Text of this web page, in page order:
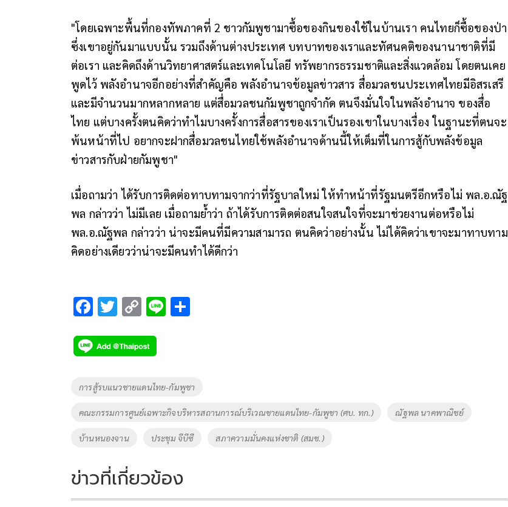
"โดยเฉพาะพื้นที่กองทัพภาคที่ 2 ชาวกัมพูชามาซื้อของกินของใช้ในบ้านเรา คนไทยก็ซื้อของป่า
ซึ่งเขาอยู่กันมาแบบนั้น รวมถึงด้านต่างประเทศ บทบาทของเราและทัศนคติของนานาชาติที่มี
ต่อเรา และคิดถึงด้านวิทยาศาสตร์และเทคโนโลยี ทรัพยากรธรรมชาติและสิ่งแวดล้อม โดยตนเคย
พูดไว้ พลังอำนาจอีกอย่างที่สำคัญคือ พลังอำนาจข้อมูลข่าวสาร สื่อมวลชนประเทศไทยมีอิสรเสรี
และมีจำนวนมากหลากหลาย แต่สื่อมวลชนกัมพูชาถูกจำกัด ตนจึงมั่นใจในพลังอำนาจ ของสื่อ
ไทย แต่บางครั้งตนคิดว่าทำไมบางครั้งการสื่อสารของเราเป็นรองเขาในบางเรื่อง ในฐานะที่ตนจะ
พ้นหน้าที่ไป อยากจะฝากสื่อมวลชนไทยใช้พลังอำนาจด้านนี้ให้เต็มที่ในการสู้กับพลังข้อมูล
ข่าวสารกับฝ่ายกัมพูชา"
เมื่อถามว่า ได้รับการติดต่อทาบทามจากว่าที่รัฐบาลใหม่ ให้ทำหน้าที่รัฐมนตรีอีกหรือไม่ พล.อ.ณัฐ
พล กล่าวว่า ไม่มีเลย เมื่อถามย้ำว่า ถ้าได้รับการติดต่อสนใจสนใจที่จะมาช่วยงานต่อหรือไม่
พล.อ.ณัฐพล กล่าวว่า น่าจะมีคนที่มีความสามารถ ตนคิดว่าอย่างนั้น ไม่ได้คิดว่าเขาจะมาทาบทาม
คิดอย่างเดียวว่าน่าจะมีคนทำได้ดีกว่า
F
e
b
o
k
T
tt
er
C
p
y
Li
n
k
Li
Tags
การสู้รบแนวชายแดนไทย-กัมพูชา
คณะกรรมการศูนย์เฉพาะกิจบริหารสถานการณ์บริเวณชายแดนไทย-กัมพูชา (ศบ. ทก.) ณัฐพล นาคพาณิชย์
บ้านหนองจาน ประชุม จีบีซี สภาความมั่นคงแห่งชาติ (สมช.)
ข่าวที่เกี่ยวข้อง